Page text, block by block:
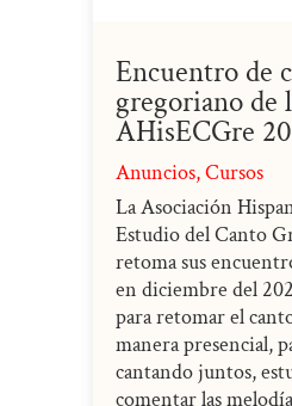
Encuentro de
gregoriano de
AHisECGre
Anuncios,Cursos
La Asociación
Estudio del Canto
retoma sus
en diciembre del
para retomar el
manera presencial,
cantando juntos,
comentar las